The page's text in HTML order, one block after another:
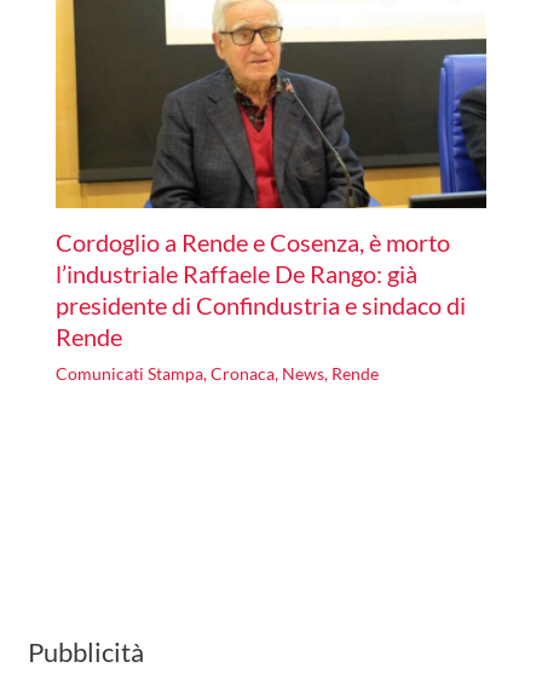
Cordoglio a Rende e Cosenza, è morto
l’industriale Raffaele De Rango: già
presidente di Confindustria e sindaco di
Rende
Comunicati Stampa,Cronaca, News, Rende
Pubblicità